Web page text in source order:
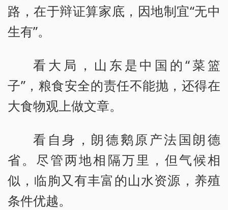
路，在于辩证算家底，因地制宜“无中
生有”。
看大局，山东是中国的“菜篮
子”，粮食安全的责任不能抛，还得在
大食物观上做文章。
看自身，朗德鹅原产法国朗德
省。尽管两地相隔万里，但气候相
似，临朐又有丰富的山水资源，养殖
条件优越。